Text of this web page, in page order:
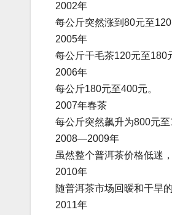
2002年
每公斤突然涨到80元至
2005年
每公斤干毛茶120元至180
2006年
每公斤180元至400元。
2007年春茶
每公斤突然飙升为800元
2008—2009年
虽然整个普洱茶价格低迷
2010年
随普洱茶市场回暧和干旱
2011年